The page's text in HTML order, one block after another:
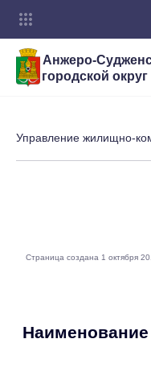
Анжеро-
городской округ
Наименование
Управление жилищно-
Страница создана 1 октября